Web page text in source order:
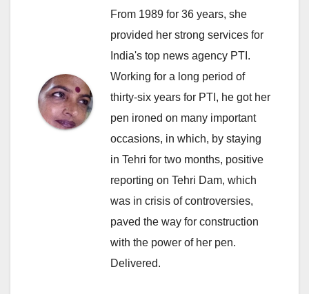
From 1989 for 36 years, she
provided her strong services for
India's top news agency PTI.
Working for a long period of
thirty-six years for PTI, he got her
pen ironed on many important
occasions, in which, by staying
in Tehri for two months, positive
reporting on Tehri Dam, which
was in crisis of controversies,
paved the way for construction
with the power of her pen.
Delivered.